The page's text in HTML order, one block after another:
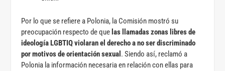
Por lo que se refiere a Polonia, la Comisión mostró su
preocupación respecto de que las llamadas zonas libres de
ideología LGBTIQ violaran el derecho a no ser discriminado
por motivos de orientación sexual . Siendo así, reclamó a
Polonia la información necesaria en relación con ellas para